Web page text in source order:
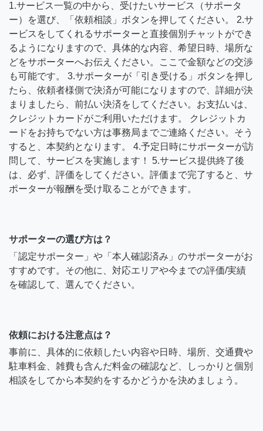
1.サービス一覧の中から、受けたいサービス（サポータ
ー）を選び、「依頼相談」ボタンを押してください。 2.サ
ービスをしてくれるサポーターと直接個別チャットができ
るようになりますので、具体的な内容、希望日時、場所な
どをサポーターへお伝えください。ここで金額などの交渉
も可能です。 3.サポーターが「引き受ける」ボタンを押し
たら、依頼者様側で決済が可能になりますので、詳細が決
まりましたら、前払い決済をしてください。お支払いは、
クレジットカードがご利用いただけます。 クレジットカ
ードをお持ちでない方は事務局までご連絡ください。そう
すると、本契約となります。 4.予定日時にサポーターが訪
問して、サービスを実施します！ 5.サービス提供終了後
は、必ず、評価をしてください。評価まで完了すると、サ
ポーターが報酬を受け取ることができます。
サポーターの選び方は？
「認定サポーター」や「本人確認済み」のサポーターがお
すすめです。その他に、対応エリアや今までの評価/実績
を確認して、選んでください。
依頼における注意点は？
事前に、具体的に依頼したい内容や日時、場所、交通費や
駐車料金、雑費も含んだ料金の確認など、しっかりと個別
相談をしてから本契約をするかどうかを決めましょう。